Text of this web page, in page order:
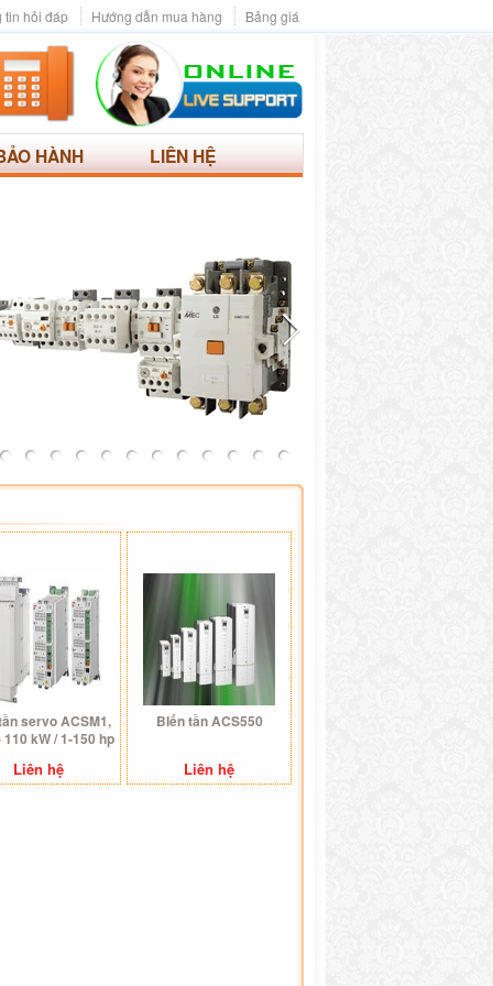
Bảng giá
Hướng dẫn mua hàng
tin hỏi đáp
HÀNH LIÊN HỆ
servo ACSM1,
110 kW / 1-150 hp
Liên hệ
BIến tần ACS550
Liên hệ